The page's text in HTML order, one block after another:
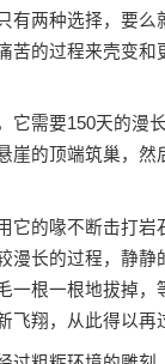
有两种选择，要么
苦的过程来壳变和
它需要150天的漫
崖的顶端筑巢，然
它的喙不断击打岩
漫长的过程，静静
一根一根地拔掉，
飞翔，从此得以再